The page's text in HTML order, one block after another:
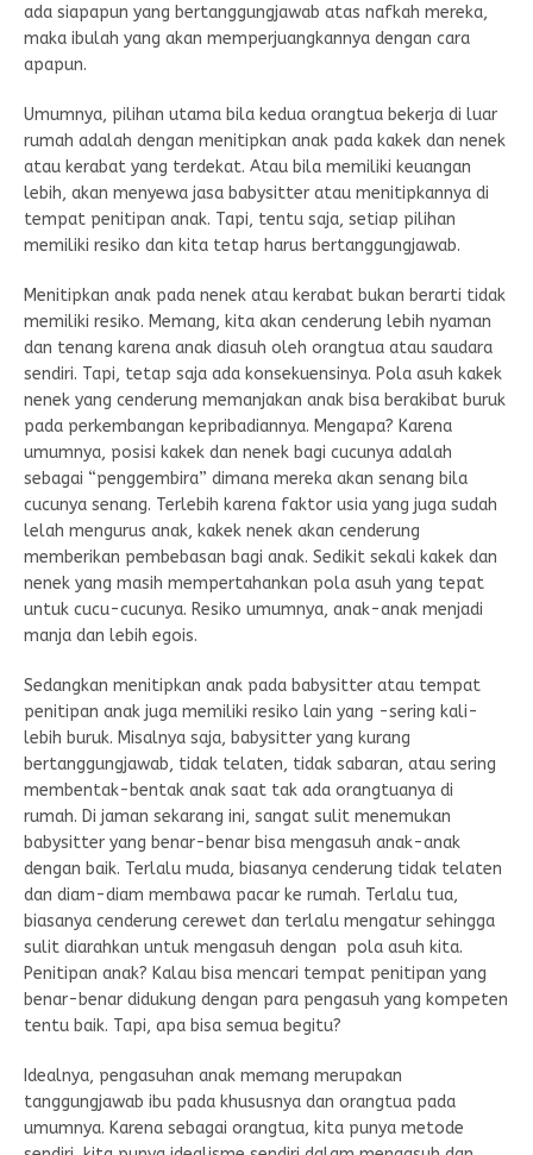
ada siapapun yang bertanggungjawab atas nafkah mereka,
maka ibulah yang akan memperjuangkannya dengan cara
apapun.
Umumnya, pilihan utama bila kedua orangtua bekerja di luar
rumah adalah dengan menitipkan anak pada kakek dan nenek
atau kerabat yang terdekat. Atau bila memiliki keuangan
lebih, akan menyewa jasa babysitter atau menitipkannya di
tempat penitipan anak. Tapi, tentu saja, setiap pilihan
memiliki resiko dan kita tetap harus bertanggungjawab.
Menitipkan anak pada nenek atau kerabat bukan berarti tidak
memiliki resiko. Memang, kita akan cenderung lebih nyaman
dan tenang karena anak diasuh oleh orangtua atau saudara
sendiri. Tapi, tetap saja ada konsekuensinya. Pola asuh kakek
nenek yang cenderung memanjakan anak bisa berakibat buruk
pada perkembangan kepribadiannya. Mengapa? Karena
umumnya, posisi kakek dan nenek bagi cucunya adalah
sebagai “penggembira” dimana mereka akan senang bila
cucunya senang. Terlebih karena faktor usia yang juga sudah
lelah mengurus anak, kakek nenek akan cenderung
memberikan pembebasan bagi anak. Sedikit sekali kakek dan
nenek yang masih mempertahankan pola asuh yang tepat
untuk cucu-cucunya. Resiko umumnya, anak-anak menjadi
manja dan lebih egois.
Sedangkan menitipkan anak pada babysitter atau tempat
penitipan anak juga memiliki resiko lain yang -sering kali-
lebih buruk. Misalnya saja, babysitter yang kurang
bertanggungjawab, tidak telaten, tidak sabaran, atau sering
membentak-bentak anak saat tak ada orangtuanya di
rumah. Di jaman sekarang ini, sangat sulit menemukan
babysitter yang benar-benar bisa mengasuh anak-anak
dengan baik. Terlalu muda, biasanya cenderung tidak telaten
dan diam-diam membawa pacar ke rumah. Terlalu tua,
biasanya cenderung cerewet dan terlalu mengatur sehingga
sulit diarahkan untuk mengasuh dengan pola asuh kita.
Penitipan anak? Kalau bisa mencari tempat penitipan yang
benar-benar didukung dengan para pengasuh yang kompeten
tentu baik. Tapi, apa bisa semua begitu?
Idealnya, pengasuhan anak memang merupakan
tanggungjawab ibu pada khususnya dan orangtua pada
umumnya. Karena sebagai orangtua, kita punya metode